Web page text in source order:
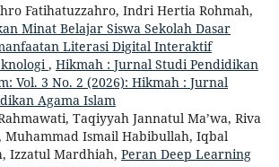
Fatihatuzzahro, Indri Hertia Rohmah,
Minat Belajar Siswa Sekolah Dasar
Literasi Digital Interaktif
, Hikmah : Jurnal Studi Pendidikan
Vol. 3 No. 2 (2026): Hikmah : Jurnal
Agama Islam
Taqiyyah Jannatul Ma’wa, Riva
Muhammad Ismail Habibullah, Iqbal
Izzatul Mardhiah, Peran Deep Learning